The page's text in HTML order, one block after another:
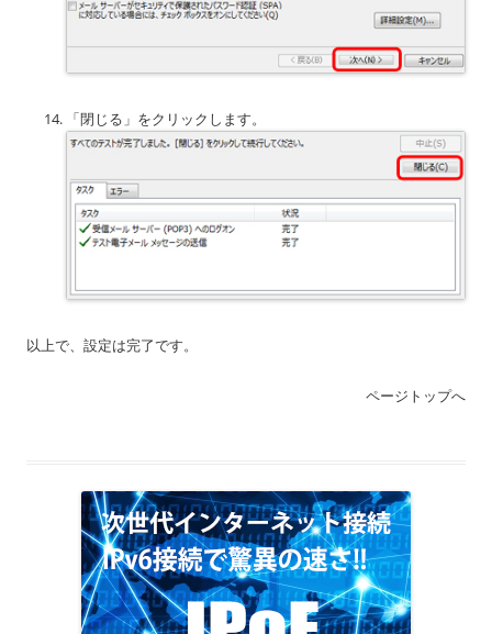
「閉じる」をクリックします。
以上で、設定は完了です。
ページトップへ